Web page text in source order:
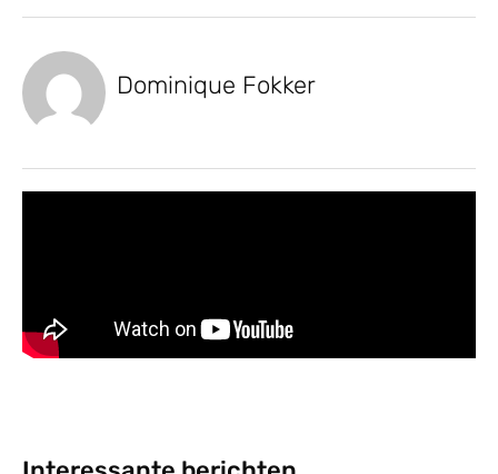
Dominique Fokker